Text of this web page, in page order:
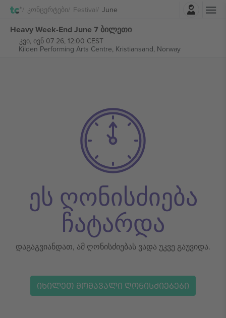
Კონცერტები Festival June
Heavy Week-End June 7 ბილეთი
კვი, ივნ 07 26, 12:00 CEST
Kilden Performing Arts Centre, Kristiansand, Norway
ეს ღონისძიება
ჩატარდა
დაგაგვიანდათ, ამ ღონისძიებას ვადა უკვე გაუვიდა.
ᲘᲮᲘᲚᲔᲗ ᲛᲝᲛᲐᲕᲐᲚᲘ ᲦᲝᲜᲘᲡᲫᲘᲔᲑᲔᲑᲘ